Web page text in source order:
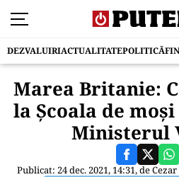
DEZVALUIRIACTUALITATEPOLITICĂ
Marea Britanie:
la Școala de
Ministerul
Publicat: 24 dec. 2021, 14:31, de